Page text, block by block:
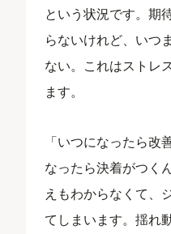
という状況です。期
らないけれど、いつ
ない。これはストレ
ます。
「いつになったら改
なったら決着がつく
えもわからなくて、
てしまいます。揺れ